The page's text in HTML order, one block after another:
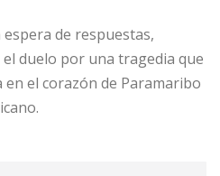
de respuestas,
duelo por una tragedia que
el corazón de Paramaribo